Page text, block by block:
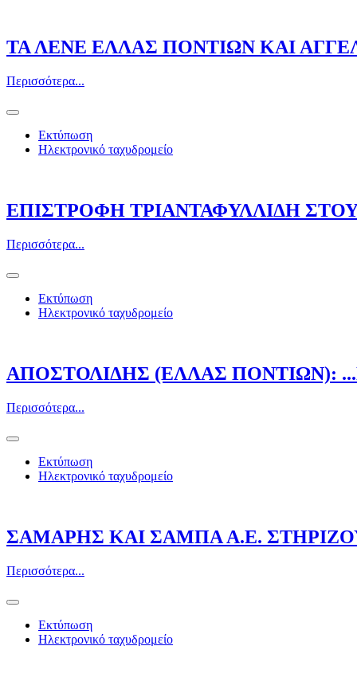
ΤΑ ΛΕΝΕ ΕΛΛΑΣ ΠΟΝΤΙΩΝ ΚΑΙ
Περισσότερα...
Εκτύπωση
Ηλεκτρονικό ταχυδρομείο
ΕΠΙΣΤΡΟΦΗ ΤΡΙΑΝΤΑΦΥΛΛΙΔΗ
Περισσότερα...
Εκτύπωση
Ηλεκτρονικό ταχυδρομείο
ΑΠΟΣΤΟΛΙΔΗΣ (ΕΛΛΑΣ ΠΟΝΤΙΩΝ):
Περισσότερα...
Εκτύπωση
Ηλεκτρονικό ταχυδρομείο
ΣΑΜΑΡΗΣ ΚΑΙ ΣΑΜΠΑ Α.Ε.
Περισσότερα...
Εκτύπωση
Ηλεκτρονικό ταχυδρομείο